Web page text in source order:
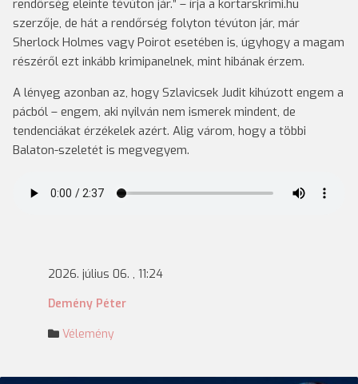
rendőrség eleinte tévúton jár.” – írja a kortarskrimi.hu
szerzője, de hát a rendőrség folyton tévúton jár, már
Sherlock Holmes vagy Poirot esetében is, úgyhogy a magam
részéről ezt inkább krimipanelnek, mint hibának érzem.
A lényeg azonban az, hogy Szlavicsek Judit kihúzott engem a
pácból – engem, aki nyilván nem ismerek mindent, de
tendenciákat érzékelek azért. Alig várom, hogy a többi
Balaton-szeletét is megvegyem.
2026. július 06. , 11:24
Demény Péter
Vélemény